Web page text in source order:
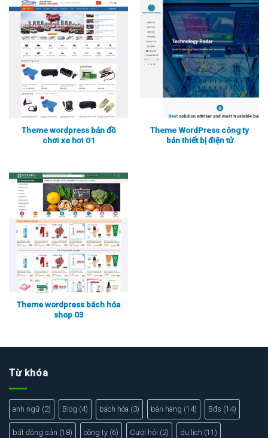
Xem thực tế Xem chi tiết Xem thực tế Xem chi tiết
Xem thực tế Xem chi tiết
Theme wordpress bán đồ
chơi xe hơi 01
Theme WordPress công ty
bán thiết bị điện tử
Theme wordpress bách hóa
shop 03
Từ khóa
anh ngữ (2) Blog (4) bách hóa (3) bán hàng (14) Bđs (14)
bất động sản (18) công ty (6) Cưới hỏi (2) du lịch (11)